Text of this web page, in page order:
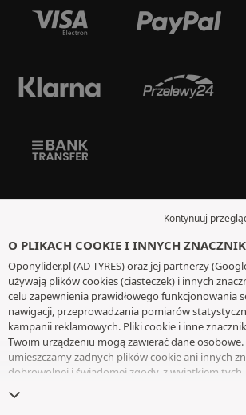
Kontynuuj
O PLIKACH COOKIE I INNYCH
Oponylider.pl (AD TYRES) oraz jej partnerzy
używają plików cookies (ciasteczek) i innych
celu zapewnienia prawidłowego funkcjonowania
nawigacji, przeprowadzania pomiarów
kampanii reklamowych. Pliki cookie i inne
Twoim urządzeniu mogą zawierać dane
umieszczamy żadnych plików cookie ani innych
dobrowolnej i świadomej zgody, z wyjątkiem
wycofać swoją zgodę w dowolnym momencie,